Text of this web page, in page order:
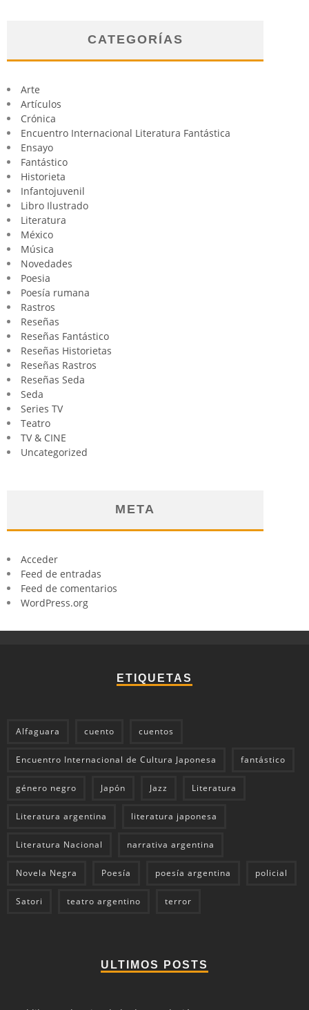
CATEGORÍAS
Arte
Artículos
Crónica
Encuentro Internacional Literatura Fantástica
Ensayo
Fantástico
Historieta
Infantojuvenil
Libro Ilustrado
Literatura
México
Música
Novedades
Poesia
Poesía rumana
Rastros
Reseñas
Reseñas Fantástico
Reseñas Historietas
Reseñas Rastros
Reseñas Seda
Seda
Series TV
Teatro
TV & CINE
Uncategorized
META
Acceder
Feed de entradas
Feed de comentarios
WordPress.org
ETIQUETAS
Alfaguara cuento cuentos
Encuentro Internacional de Cultura Japonesa fantástico
género negro Japón Jazz Literatura
Literatura argentina literatura japonesa
Literatura Nacional narrativa argentina
Novela Negra Poesía poesía argentina policial
Satori teatro argentino terror
ULTIMOS POSTS